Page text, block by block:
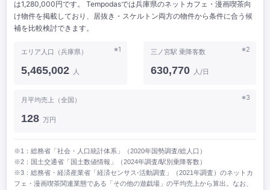
は1,280,000円です。 Tempodasでは兵庫県のネットカフェ・漫画喫茶向
け物件を掲載しており、居抜き・スケルトン両方の物件から条件に合う候
補を比較検討できます。
※1
エリア人口（兵庫県）
5,465,002 人
※2
三ノ宮駅 乗降客数
630,770 人/日
※3
月平均売上（全国）
128 万円
※1：総務省「社会・人口統計体系」（2020年国勢調査/総人口）
※2：国土交通省「国土数値情報」（2024年調査/駅別乗降客数）
※3：総務省・経済産業省「経済センサス‐活動調査」（2021年調査）のネットカ
フェ・漫画喫茶関連業態である「その他の遊戯場」の平均売上から算出。なお、